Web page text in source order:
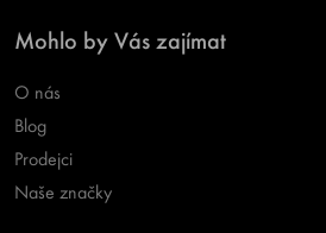
Mohlo by Vás zajímat
O nás
Blog
Prodejci
Naše značky